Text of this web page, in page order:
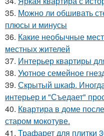
35. Можно ли обшивать
плюсы и минусы
36. Какие необычные
местных жителей
37. Интерьер квартиры
38. Уютное семейное
39. Скрытый шкаф.
интерьер и "Съедает"
40. Квартира в доме
старом мокотуве.
41. Трафарет для плитки